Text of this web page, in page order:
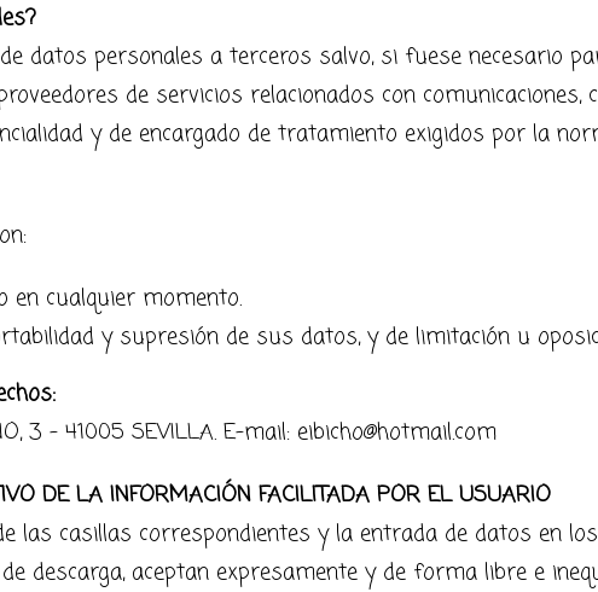
datos personales a terceros salvo, si fuese necesario
de servicios relacionados con comunicaciones,
y de encargado de tratamiento exigidos por la
en cualquier momento.
y supresión de sus datos, y de limitación u
3 – 41005 SEVILLA. E-mail: eibicho@hotmail.com
DE LA INFORMACIÓN FACILITADA POR EL USUARIO
las casillas correspondientes y la entrada de datos en
descarga, aceptan expresamente y de forma libre e